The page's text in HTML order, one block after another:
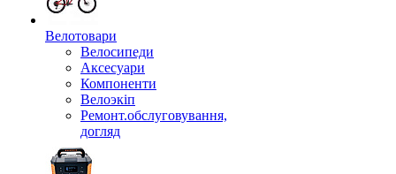
Велотовари
Велосипеди
Аксесуари
Компоненти
Велоэкіп
Ремонт.обслуговування,
догляд